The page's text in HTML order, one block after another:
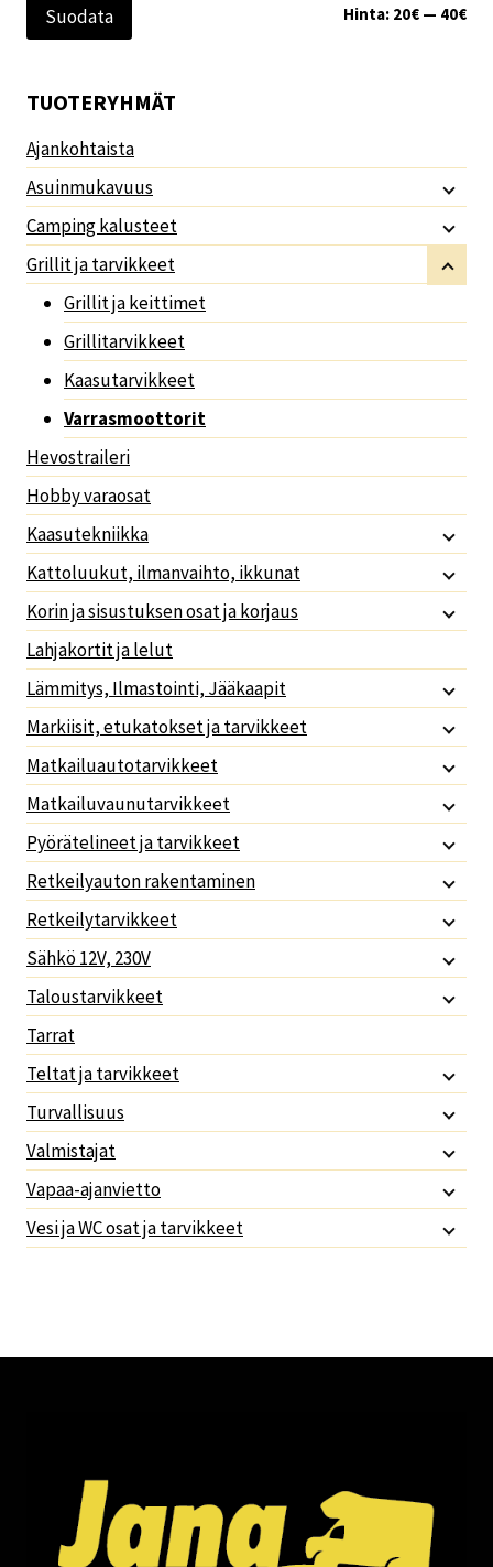
Suodata Hinta: 20€ — 40€
TUOTERYHMÄT
Ajankohtaista
Asuinmukavuus
Camping kalusteet
Grillit ja tarvikkeet
Grillit ja keittimet
Grillitarvikkeet
Kaasutarvikkeet
Varrasmoottorit
Hevostraileri
Hobby varaosat
Kaasutekniikka
Kattoluukut, ilmanvaihto, ikkunat
Korin ja sisustuksen osat ja korjaus
Lahjakortit ja lelut
Lämmitys, Ilmastointi, Jääkaapit
Markiisit, etukatokset ja tarvikkeet
Matkailuautotarvikkeet
Matkailuvaunutarvikkeet
Pyörätelineet ja tarvikkeet
Retkeilyauton rakentaminen
Retkeilytarvikkeet
Sähkö 12V, 230V
Taloustarvikkeet
Tarrat
Teltat ja tarvikkeet
Turvallisuus
Valmistajat
Vapaa-ajanvietto
Vesi ja WC osat ja tarvikkeet